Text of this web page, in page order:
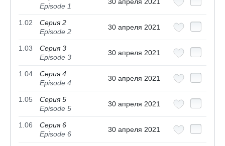
Episode 1
30 апреля 2021
1.02
Серия 2
Episode 2
30 апреля 2021
1.03
Серия 3
Episode 3
30 апреля 2021
1.04
Серия 4
Episode 4
30 апреля 2021
1.05
Серия 5
Episode 5
30 апреля 2021
1.06
Серия 6
Episode 6
30 апреля 2021